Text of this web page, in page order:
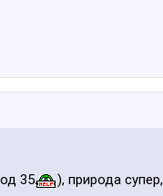
35 ), природа супер,